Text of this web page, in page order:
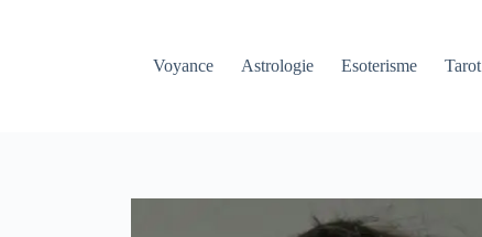
Voyance Astrologie Esoterisme Tarot